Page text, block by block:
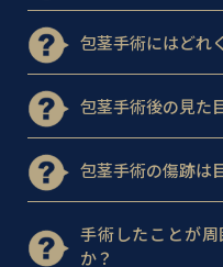
包茎手術にはどれ
包茎手術後の見た
包茎手術の傷跡は
手術したことが
か？